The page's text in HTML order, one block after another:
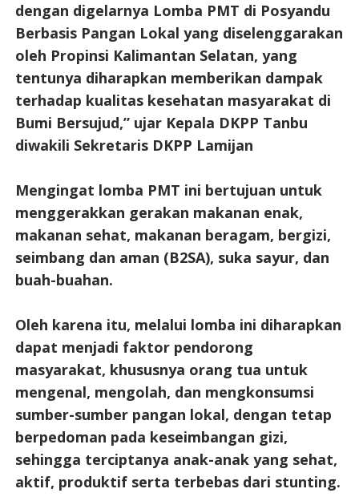
dengan digelarnya Lomba PMT di Posyandu
Berbasis Pangan Lokal yang diselenggarakan
oleh Propinsi Kalimantan Selatan, yang
tentunya diharapkan memberikan dampak
terhadap kualitas kesehatan masyarakat di
Bumi Bersujud,” ujar Kepala DKPP Tanbu
diwakili Sekretaris DKPP Lamijan
Mengingat lomba PMT ini bertujuan untuk
menggerakkan gerakan makanan enak,
makanan sehat, makanan beragam, bergizi,
seimbang dan aman (B2SA), suka sayur, dan
buah-buahan.
Oleh karena itu, melalui lomba ini diharapkan
dapat menjadi faktor pendorong
masyarakat, khususnya orang tua untuk
mengenal, mengolah, dan mengkonsumsi
sumber-sumber pangan lokal, dengan tetap
berpedoman pada keseimbangan gizi,
sehingga terciptanya anak-anak yang sehat,
aktif, produktif serta terbebas dari stunting.